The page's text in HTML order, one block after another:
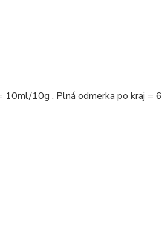
10ml/10g . Plná odmerka po kraj =